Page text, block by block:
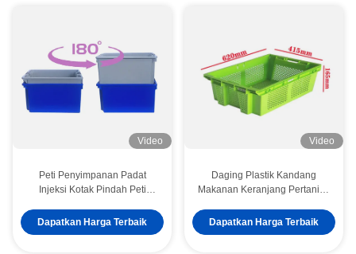
Video
Peti Penyimpanan Padat
Injeksi Kotak Pindah Peti
Gudang Stackable
Dapatkan Harga Terbaik
Video
Daging Plastik Kandang
Makanan Keranjang Pertanian
Ditumpuk
Dapatkan Harga Terbaik